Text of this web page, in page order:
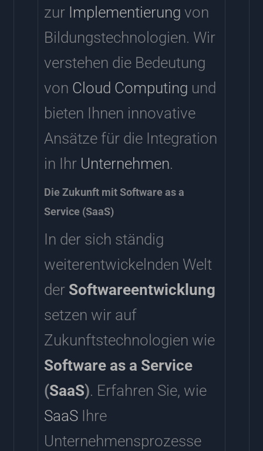
zur Implementierung von
Bildungstechnologien. Wir
verstehen die Bedeutung
von Cloud Computing und
bieten Ihnen innovative
Ansätze für die Integration
in Ihr Unternehmen.
Die Zukunft mit Software as a
Service (SaaS)
In der sich ständig
weiterentwickelnden Welt
der Softwareentwicklung
setzen wir auf
Zukunftstechnologien wie
Software as a Service
(SaaS). Erfahren Sie, wie
SaaSIhre
Unternehmensprozesse